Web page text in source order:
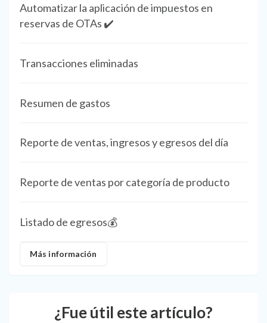
Automatizar la aplicación de impuestos en
reservas de OTAs ✔️
Transacciones eliminadas
Resumen de gastos
Reporte de ventas, ingresos y egresos del día
Reporte de ventas por categoría de producto
Listado de egresos💰
Más información
¿Fue útil este artículo?